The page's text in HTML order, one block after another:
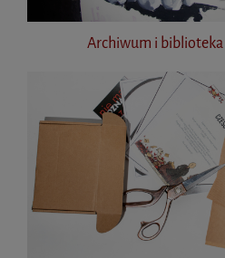
Archiwum i